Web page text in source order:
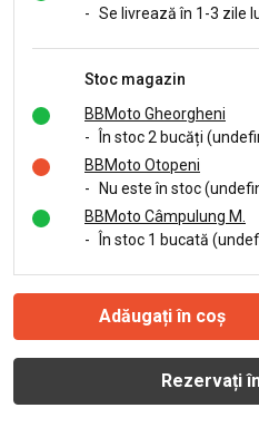
- Se livrează în 1-3 zile
Stoc magazin
BBMoto Gheorgheni
-
În stoc 2 bucăți
BBMoto Otopeni
-
Nu este în stoc
BBMoto Câmpulung M.
-
În stoc 1 bucată
Adăugați în coș
Rezervați